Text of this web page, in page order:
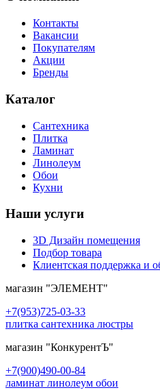
Контакты
Вакансии
Покупателям
Акции
Бренды
Каталог
Сантехника
Плитка
Ламинат
Линолеум
Обои
Кухни
Наши услуги
3D Дизайн помещения
Подбор товара
Клиентская поддержка и
магазин "ЭЛЕМЕНТ"
+7(953)725-03-33
плитка сантехника люстры
магазин "КонкурентЪ"
+7(900)490-00-84
ламинат линолеум обои